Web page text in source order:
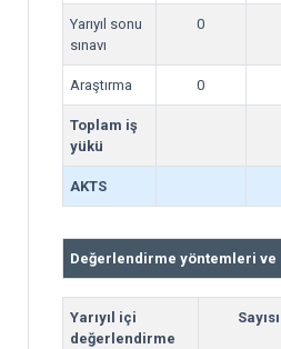
Yarıyıl sonu
sınavı
0
Araştırma 0
Toplam iş
yükü
AKTS
Değerlendirme yöntemleri
Yarıyıl içi
değerlendirme
Sayısı